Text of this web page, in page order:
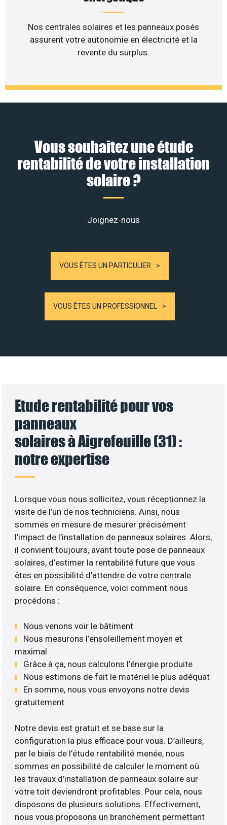
Nos centrales solaires et les panneaux posés
assurent votre autonomie en électricité et la
revente du surplus.
Vous souhaitez une étude
rentabilité de votre installation
solaire ?
Joignez-nous
VOUS ÊTES UN PARTICULIER
VOUS ÊTES UN PROFESSIONNEL
Etude rentabilité pour vos
panneaux
solaires à Aigrefeuille (31) :
notre expertise
Lorsque vous nous sollicitez, vous réceptionnez la
visite de l’un de nos techniciens. Ainsi, nous
sommes en mesure de mesurer précisément
l’impact de l’installation de panneaux solaires. Alors,
il convient toujours, avant toute pose de panneaux
solaires, d’estimer la rentabilité future que vous
êtes en possibilité d’attendre de votre centrale
solaire. En conséquence, voici comment nous
procédons :
Nous venons voir le bâtiment
Nous mesurons l’ensoleillement moyen et
maximal
Grâce à ça, nous calculons l’énergie produite
Nous estimons de fait le matériel le plus adéquat
En somme, nous vous envoyons notre devis
gratuitement
Notre devis est gratuit et se base sur la
configuration la plus efficace pour vous. D’ailleurs,
par le biais de l’étude rentabilité menée, nous
sommes en possibilité de calculer le moment où
les travaux d’installation de panneaux solaire sur
votre toit deviendront profitables. Pour cela, nous
disposons de plusieurs solutions. Effectivement,
nous vous proposons un branchement permettant